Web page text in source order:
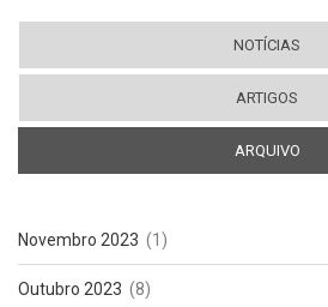
NOTÍCIAS
ARTIGOS
ARQUIVO
Novembro 2023 (1)
Outubro 2023 (8)